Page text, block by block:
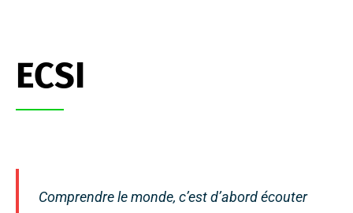
ECSI
Comprendre le monde, c’est d’abord écouter